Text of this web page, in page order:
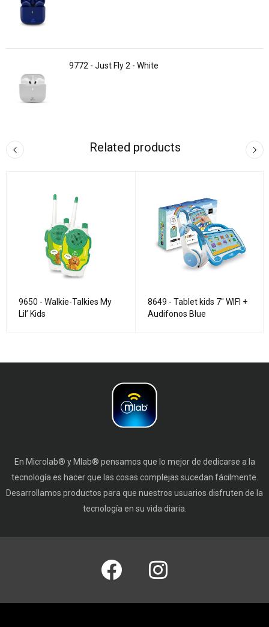
9772 - Just Fly 2 - White
Related products
9650 - Walkie-Talkies My
Lil’ Kids
8649 - Tablet kids 7" WIFI +
Audifonos Blue
En Microlab® y Mlab® pensamos que lo mejor de dedicarse a la
tecnología es hacer que las cosas complejas sucedan fácilmente.
Desarrollamos productos para que nuestros usuarios disfruten de la
tecnología en su vida diaria.